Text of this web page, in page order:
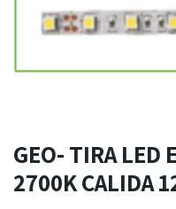
GEO- TIRA LED
2700K CALIDA